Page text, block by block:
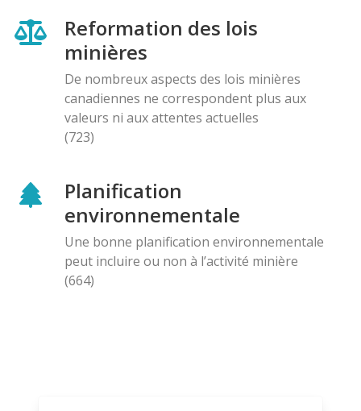
Reformation des lois
minières
De nombreux aspects des lois minières
canadiennes ne correspondent plus aux
valeurs ni aux attentes actuelles
(723)
Planification
environnementale
Une bonne planification environnementale
peut incluire ou non à l’activité minière
(664)